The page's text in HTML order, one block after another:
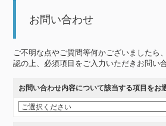
お問い合わせ
ご不明な点やご質問等何かございましたら
認の上、必須項目をご入力いただきお問い
お問い合わせ内容について該当する項目をお